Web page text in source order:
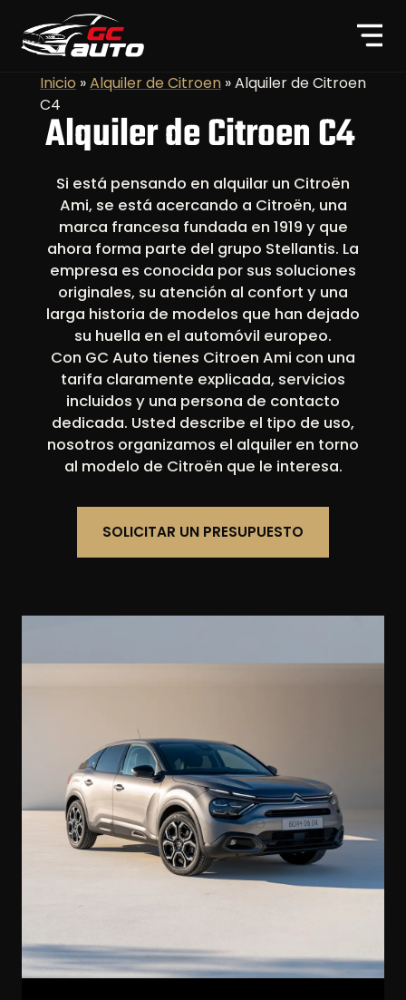
Inicio »Alquiler de Citroen »Alquiler de Citroen
C4
Alquiler de Citroen C4
Si está pensando en alquilar un Citroën
Ami, se está acercando a Citroën, una
marca francesa fundada en 1919 y que
ahora forma parte del grupo Stellantis. La
empresa es conocida por sus soluciones
originales, su atención al confort y una
larga historia de modelos que han dejado
su huella en el automóvil europeo.
Con GC Auto tienes Citroen Ami con una
tarifa claramente explicada, servicios
incluidos y una persona de contacto
dedicada. Usted describe el tipo de uso,
nosotros organizamos el alquiler en torno
al modelo de Citroën que le interesa.
SOLICITAR UN PRESUPUESTO